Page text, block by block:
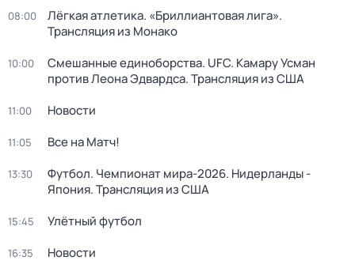
08:00
Лёгкая атлетика. «Бриллиантовая лига».
Трансляция из Монако
10:00
Смешанные единоборства. UFC. Камару Усман
против Леона Эдвардса. Трансляция из США
11:00 Новости
11:05 Все на Матч!
13:30
Футбол. Чемпионат мира-2026. Нидерланды -
Япония. Трансляция из США
15:45 Улётный футбол
16:35 Новости